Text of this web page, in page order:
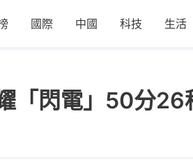
國際 中國 科技 生活
閃電」50分26